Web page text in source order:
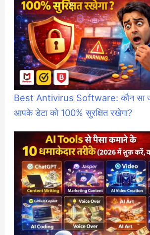
Best Antivirus Software: कौन सा
आपके डेटा को 100% सुरक्षित रखेगा?